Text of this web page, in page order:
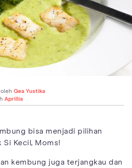
Gea Yustika
Aprillia
bisa menjadi pilihan
Si Kecil, Moms!
kembung juga terjangkau dan